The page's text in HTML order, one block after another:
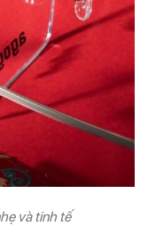
và tinh tế